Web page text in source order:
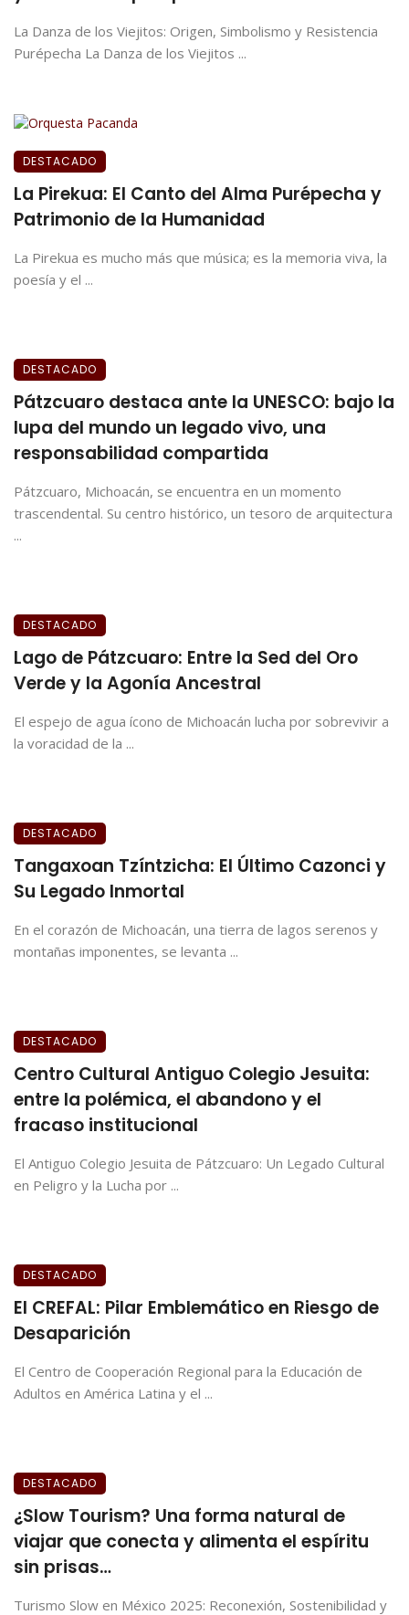
La Danza de los Viejitos: Origen, Simbolismo y Resistencia
Purépecha La Danza de los Viejitos ...
DESTACADO
La Pirekua: El Canto del Alma Purépecha y
Patrimonio de la Humanidad
La Pirekua es mucho más que música; es la memoria viva, la
poesía y el ...
DESTACADO
Pátzcuaro destaca ante la UNESCO: bajo la
lupa del mundo un legado vivo, una
responsabilidad compartida
Pátzcuaro, Michoacán, se encuentra en un momento
trascendental. Su centro histórico, un tesoro de arquitectura
...
DESTACADO
Lago de Pátzcuaro: Entre la Sed del Oro
Verde y la Agonía Ancestral
El espejo de agua ícono de Michoacán lucha por sobrevivir a
la voracidad de la ...
DESTACADO
Tangaxoan Tzíntzicha: El Último Cazonci y
Su Legado Inmortal
En el corazón de Michoacán, una tierra de lagos serenos y
montañas imponentes, se levanta ...
DESTACADO
Centro Cultural Antiguo Colegio Jesuita:
entre la polémica, el abandono y el
fracaso institucional
El Antiguo Colegio Jesuita de Pátzcuaro: Un Legado Cultural
en Peligro y la Lucha por ...
DESTACADO
El CREFAL: Pilar Emblemático en Riesgo de
Desaparición
El Centro de Cooperación Regional para la Educación de
Adultos en América Latina y el ...
DESTACADO
¿Slow Tourism? Una forma natural de
viajar que conecta y alimenta el espíritu
sin prisas…
Turismo Slow en México 2025: Reconexión, Sostenibilidad y